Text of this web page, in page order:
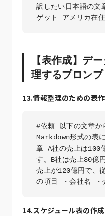
訳したい日本語の文
ゲット アメリカ在
【表作成】デ
理するプロンプ
13.情報整理のための表
#依頼 以下の文章か
Markdown形式の表
章 A社の売上は100
す。B社は売上80億
売上が120億円で、
の項目 ・会社名 ・
14.スケジュール表の作成